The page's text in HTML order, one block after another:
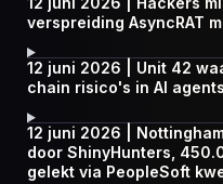
verspreiding AsyncRAT
12 juni 2026 | Unit 42
chain risico's in AI
12 juni 2026 |
door ShinyHunters,
gelekt via PeopleSoft